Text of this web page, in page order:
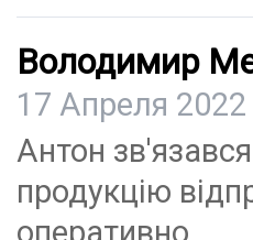
Володимир
17 Апреля 2022
Антон
продукцію
оперативно